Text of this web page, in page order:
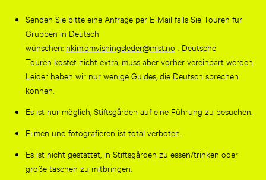
Senden Sie bitte eine Anfrage per E-Mail falls Sie Touren für
Gruppen in Deutsch
wünschen: nkim.omvisningsleder@mist.no
. Deutsche
Touren kostet nicht extra, muss aber vorher vereinbart werden.
Leider haben wir nur wenige Guides, die Deutsch sprechen
können.
Es ist nur möglich, Stiftsgården auf eine Führung zu besuchen.
Filmen und fotografieren ist total verboten.
Es ist nicht gestattet, in Stiftsgården zu essen/trinken oder
große taschen zu mitbringen.